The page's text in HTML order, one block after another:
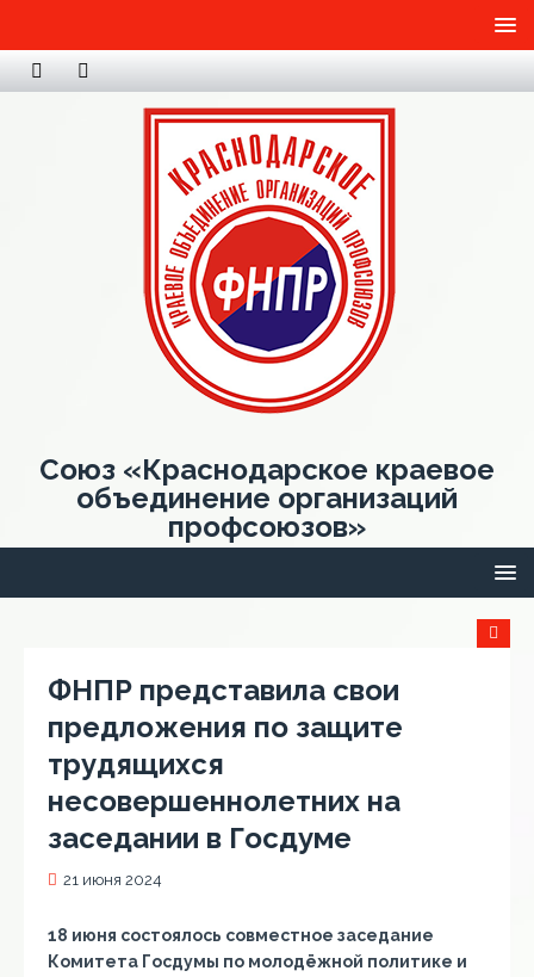
Союз «Краснодарское краевое
объединение организаций
профсоюзов»
ФНПР представила свои
предложения по защите
трудящихся
несовершеннолетних на
заседании в Госдуме
21 июня 2024
18 июня состоялось совместное заседание
Комитета Госдумы по молодёжной политике и